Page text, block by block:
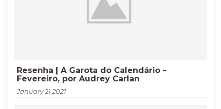
Resenha | A Garota do Calendário -
Fevereiro, por Audrey Carlan
January 21 2021